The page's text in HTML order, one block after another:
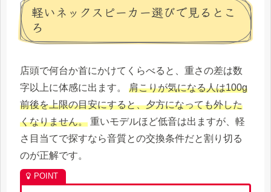
軽いネックスピーカー選びで見るとこ
ろ
店頭で何台か首にかけてくらべると、重さの差は数
字以上に体感に出ます。 肩こりが気になる人は100g
前後を上限の目安にすると、夕方になっても外した
くなりません。 重いモデルほど低音は出ますが、軽
さ目当てで探すなら音質との交換条件だと割り切る
のが正解です。